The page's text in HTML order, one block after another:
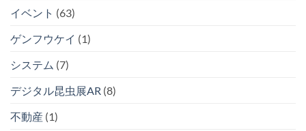
イベント (63)
ゲンフウケイ (1)
システム (7)
デジタル昆虫展AR (8)
不動産 (1)